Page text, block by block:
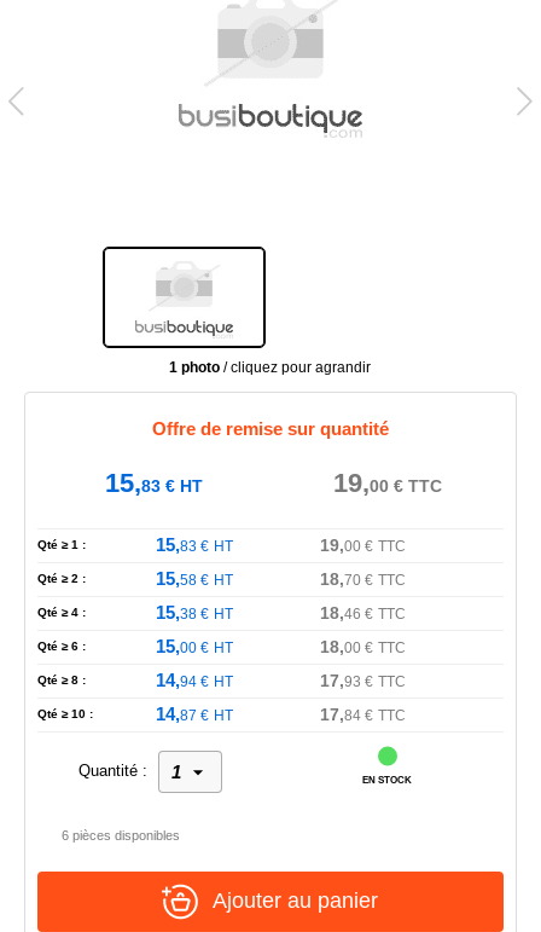
1 photo / cliquez pour agrandir
Offre de remise sur quantité
15,83€HT 19,00€TTC
Qté ≥ 1 : 15,83€ HT 19,00€ TTC
Qté ≥ 2 : 15,58€ HT 18,70€ TTC
Qté ≥ 4 : 15,38€ HT 18,46 € TTC
Qté ≥ 6 : 15,00€ HT 18,00€ TTC
Qté ≥ 8 : 14,94€ HT 17,93 € TTC
Qté ≥ 10 : 14,87 € HT 17,84€ TTC
Quantité :
EN STOCK
6 pièces disponibles
Ajouter au panier